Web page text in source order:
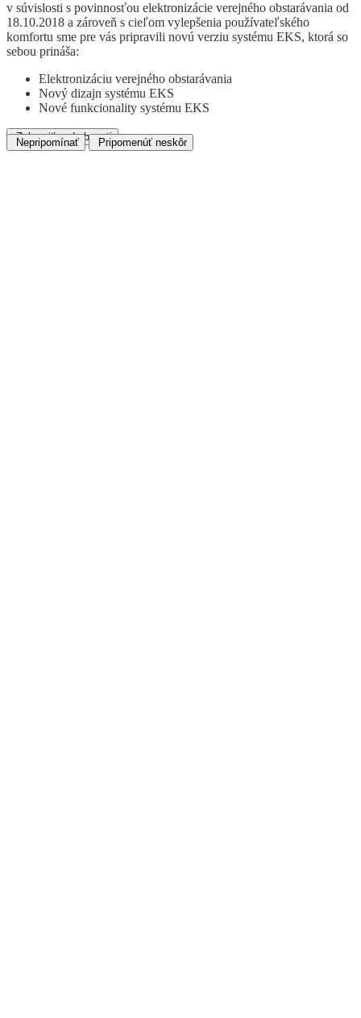
v súvislosti s povinnosťou elektronizácie verejného obstarávania od
18.10.2018 a zároveň s cieľom vylepšenia používateľského
komfortu sme pre vás pripravili novú verziu systému EKS, ktorá so
sebou prináša:
Elektronizáciu verejného obstarávania
Nový dizajn systému EKS
Nové funkcionality systému EKS
Zobraziť podrobnosti
Nepripomínať Pripomenúť neskôr